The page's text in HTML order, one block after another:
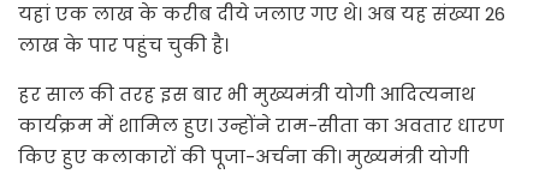
यहां एक लाख के करीब दीये जलाए गए थे। अब यह संख्या 26
लाख के पार पहुंच चुकी है।
हर साल की तरह इस बार भी मुख्यमंत्री योगी आदित्यनाथ
कार्यक्रम में शामिल हुए। उन्होंने राम-सीता का अवतार धारण
किए हुए कलाकारों की पूजा-अर्चना की। मुख्यमंत्री योगी